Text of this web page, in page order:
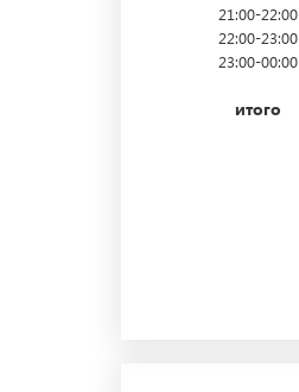
21:00-22:00
22:00-23:00
23:00-00:00
итого